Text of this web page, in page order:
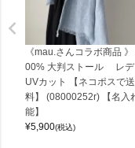
《mau.さんコラボ商品
00% 大判ストール レデ
UVカット 【ネコポスで
料】 (08000252r) 【名入
能】
¥5,900(税込)